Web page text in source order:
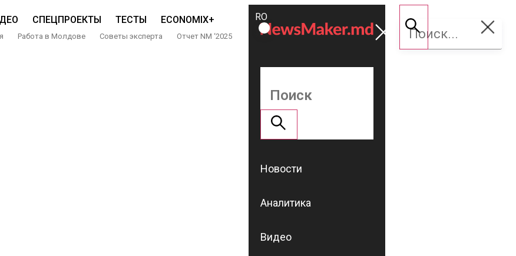
СПЕЦПРОЕКТЫ ТЕСТЫ ECONOMIX+
Работа в Молдове Советы эксперта Отчет NM ‘2025
ROMÂNĂ
RU
Поддержать
NM
Новости
Аналитика
Видео